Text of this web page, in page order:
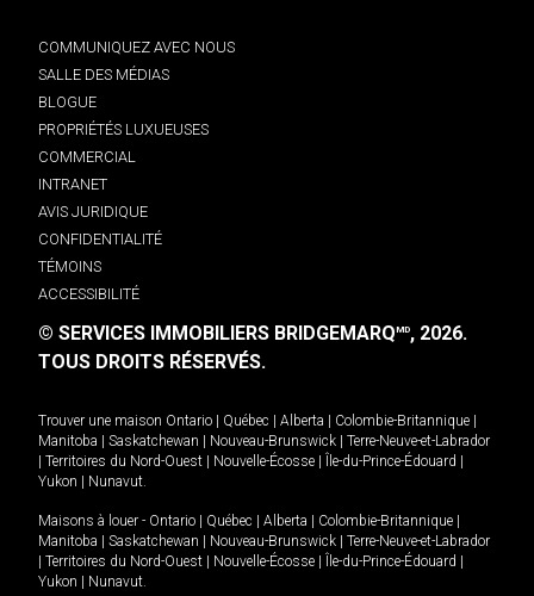
COMMUNIQUEZ AVEC NOUS
SALLE DES MÉDIAS
BLOGUE
PROPRIÉTÉS LUXUEUSES
COMMERCIAL
INTRANET
AVIS JURIDIQUE
CONFIDENTIALITÉ
TÉMOINS
ACCESSIBILITÉ
© SERVICES IMMOBILIERS BRIDGEMARQMD, 2026.
TOUS DROITS RÉSERVÉS.
Trouver une maison Ontario Québec Alberta Colombie-Britannique
Manitoba
Saskatchewan Nouveau-Brunswick
Terre-Neuve-et-Labrador
Territoires du Nord-Ouest Nouvelle-Écosse Île-du-Prince-Édouard
Yukon
Nunavut.
Maisons à louer - Ontario Québec Alberta Colombie-Britannique
Manitoba
Saskatchewan Nouveau-Brunswick
Terre-Neuve-et-Labrador
Territoires du Nord-Ouest Nouvelle-Écosse Île-du-Prince-Édouard
Yukon
Nunavut.